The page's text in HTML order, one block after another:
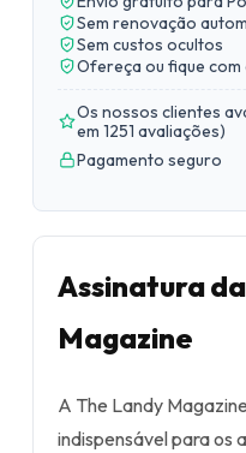
Sem renovação
Sem custos ocultos
Ofereça ou fique com
Os nossos clientes
em 1251 avaliações)
Pagamento seguro
Assinatura
Magazine
A The Landy
indispensável para os